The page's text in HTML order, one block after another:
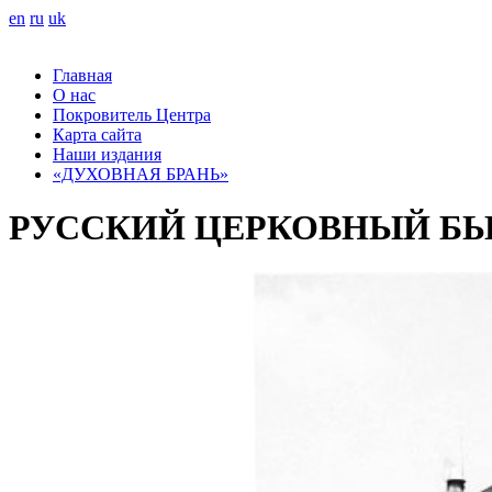
en ru uk
Главная
О нас
Покровитель Центра
Карта сайта
Наши издания
«ДУХОВНАЯ БРАНЬ»
РУССКИЙ ЦЕРКОВНЫЙ